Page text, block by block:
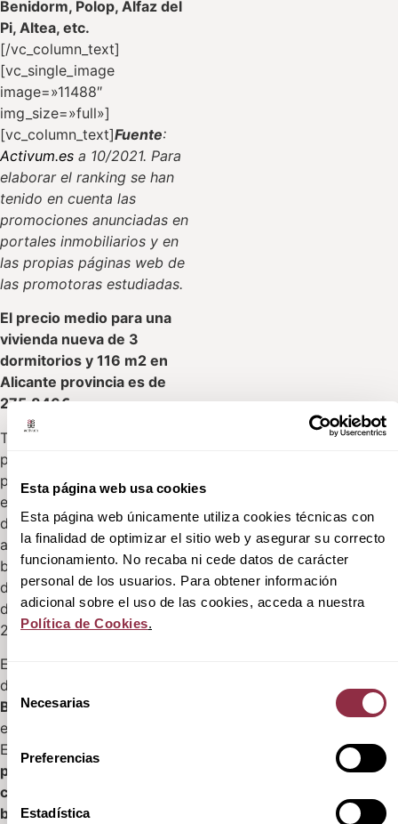
Esta página web usa cookies
Esta página web únicamente utiliza cookies técnicas con
la finalidad de optimizar el sitio web y asegurar su correcto
funcionamiento. No recaba ni cede datos de carácter
personal de los usuarios. Para obtener información
adicional sobre el uso de las cookies, acceda a nuestra
Política de Cookies.
Selección
de
consentimiento
Necesarias
Preferencias
Estadística
Benidorm, Polop, Alfaz del
Pi, Altea, etc.
[/vc_column_text]
[vc_single_image
image=»11488″
img_size=»full»]
[vc_column_text]Fuente:
Activum.es a 10/2021. Para
elaborar el ranking se han
tenido en cuenta las
promociones anunciadas en
portales inmobiliarios y en
las propias páginas web de
las promotoras estudiadas.
El precio medio para una
vivienda nueva de 3
dormitorios y 116 m2 en
Alicante provincia es de
275.846€
Teniendo en cuenta los
precios medios de todas las
promociones de obra nueva
en desarrollo en los
diferentes municipios
alicantinos, quien esté
buscando un hogar de 3
dormitorios y 116 m2 deberá
desembolsar una media de
275.846€
Esa media varía en función
de
Baix Vinalopó,
encuentran los municipios de
Elche o Santa Pola,
posiciona como el sector
con el precio medio más
bajo de la provincia: